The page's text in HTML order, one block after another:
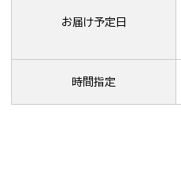
お届け予定日
時間指定